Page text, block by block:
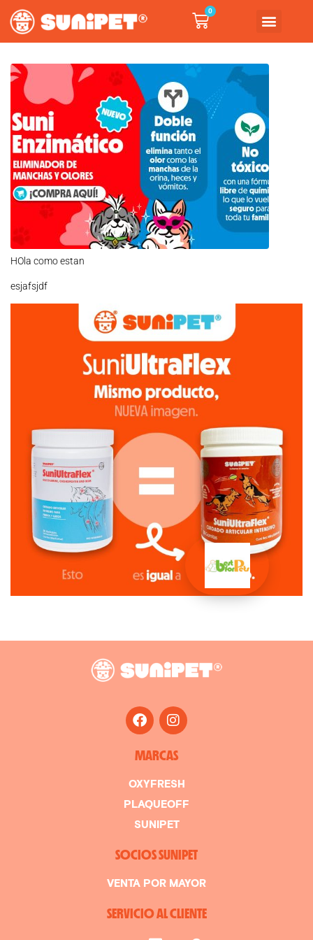
0
HOla como estan
esjafsjdf
MARCAS
OXYFRESH
PLAQUEOFF
SUNIPET
SOCIOS SUNIPET
VENTA POR MAYOR
SERVICIO AL CLIENTE